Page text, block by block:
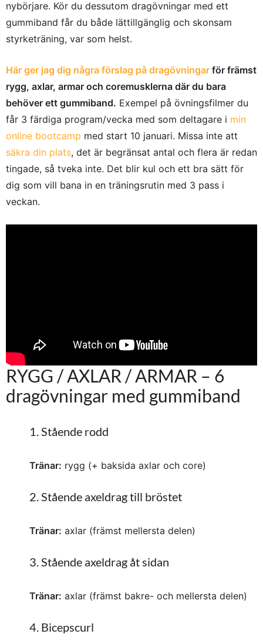
nybörjare. Kör du dessutom dragövningar med ett
gummiband får du både lättillgänglig och skonsam
styrketräning, var som helst.
Här ger jag dig några förslag på dragövningar för främst
rygg, axlar, armar och coremusklerna där du bara
behöver ett gummiband. Exempel på övningsfilmer du
får 3 färdiga program/vecka med som deltagare i min
online bootcamp med start 10 januari. Missa inte att
säkra din plats, det är begränsat antal och flera är redan
tingade, så tveka inte. Det blir kul och ett bra sätt för
dig som vill bana in en träningsrutin med 3 pass i
veckan.
RYGG / AXLAR / ARMAR – 6
dragövningar med gummiband
1. Stående rodd
Tränar: rygg (+ baksida axlar och core)
2. Stående axeldrag till bröstet
Tränar: axlar (främst mellersta delen)
3. Stående axeldrag åt sidan
Tränar: axlar (främst bakre- och mellersta delen)
4. Bicepscurl